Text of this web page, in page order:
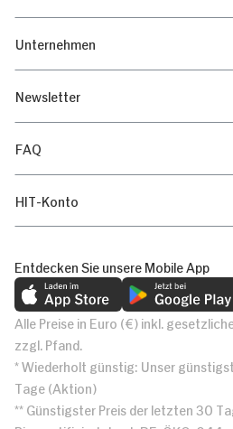
Unternehmen
Newsletter
FAQ
HIT-Konto
Entdecken Sie unsere Mobile App
Alle Preise in Euro (€) inkl.
zzgl. Pfand.
* Wiederholt günstig: Unser
Tage (Aktion)
** Günstigster Preis der letzten 30